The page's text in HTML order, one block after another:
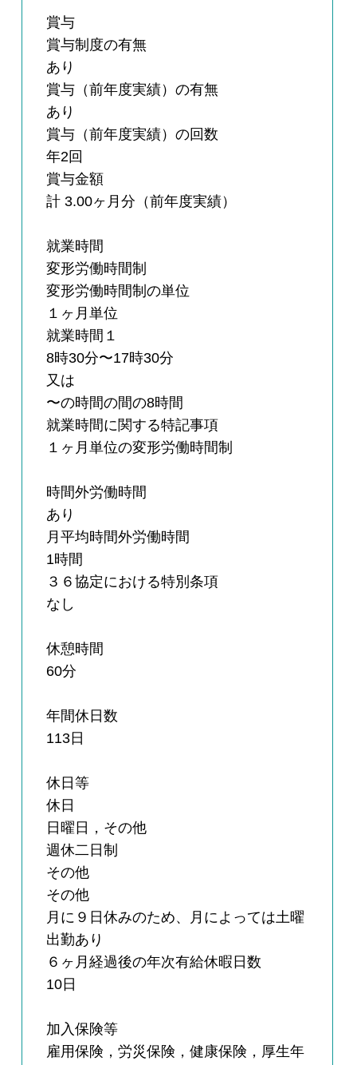
賞与
賞与制度の有無
あり
賞与（前年度実績）の有無
あり
賞与（前年度実績）の回数
年2回
賞与金額
計 3.00ヶ月分（前年度実績）
就業時間
変形労働時間制
変形労働時間制の単位
１ヶ月単位
就業時間１
8時30分〜17時30分
又は
〜の時間の間の8時間
就業時間に関する特記事項
１ヶ月単位の変形労働時間制
時間外労働時間
あり
月平均時間外労働時間
1時間
３６協定における特別条項
なし
休憩時間
60分
年間休日数
113日
休日等
休日
日曜日，その他
週休二日制
その他
その他
月に９日休みのため、月によっては土曜
出勤あり
６ヶ月経過後の年次有給休暇日数
10日
加入保険等
雇用保険，労災保険，健康保険，厚生年